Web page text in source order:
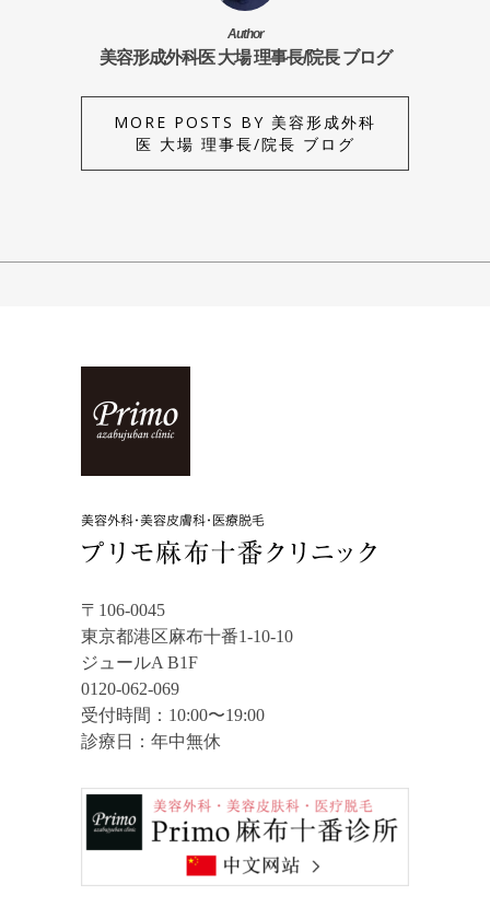
Author
美容形成外科医 大場 理事長/院長 ブログ
MORE POSTS BY 美容形成外科
医 大場 理事長/院長 ブログ
〒106-0045
東京都港区麻布十番1-10-10
ジュールA B1F
0120-062-069
受付時間：10:00〜19:00
診療日：年中無休